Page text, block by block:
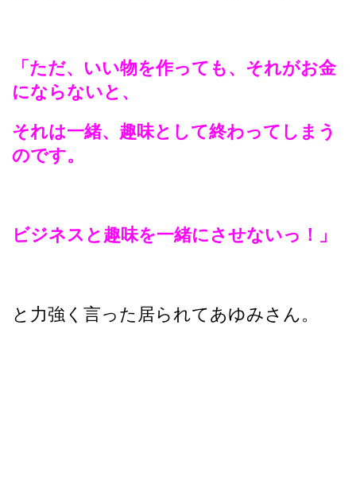
「ただ、いい物を作っても、それがお金
にならないと、
それは一緒、趣味として終わってしまう
のです。
ビジネスと趣味を一緒にさせないっ！」
と力強く言った居られてあゆみさん。